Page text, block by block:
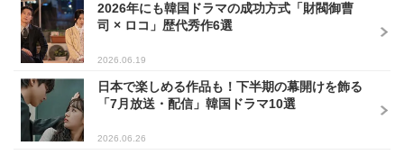
2026年にも韓国ドラマの成功方式「財閥御曹
司 × ロコ」歴代秀作6選
2026.06.19
日本で楽しめる作品も！下半期の幕開けを飾る
「7月放送・配信」韓国ドラマ10選
2026.06.26